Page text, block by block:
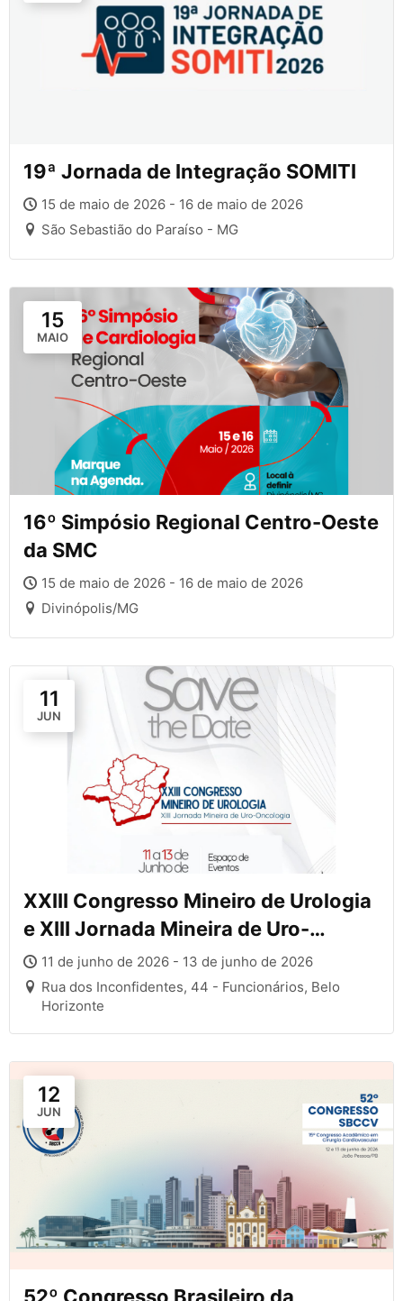
19ª Jornada de Integração SOMITI
15 de maio de 2026 - 16 de maio de 2026
São Sebastião do Paraíso - MG
15
MAIO
16º Simpósio Regional Centro-Oeste
da SMC
15 de maio de 2026 - 16 de maio de 2026
Divinópolis/MG
11
JUN
XXIII Congresso Mineiro de Urologia
e XIII Jornada Mineira de Uro-
Oncologia
11 de junho de 2026 - 13 de junho de 2026
Rua dos Inconfidentes, 44 - Funcionários, Belo
Horizonte
12
JUN
52º Congresso Brasileiro da